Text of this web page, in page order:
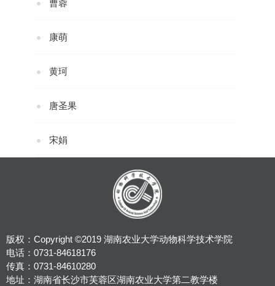
曹蓉
康萌
黄珂
唐圣果
宋娟
版权：Copyright ©2019 湖南农业大学动物科学技术学院
电话：0731-84618176
传真：0731-84610280
地址：湖南省长沙市芙蓉区湖南农业大学第二教学楼